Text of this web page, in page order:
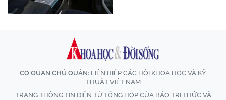
CƠ QUAN CHỦ QUẢN: LIÊN HIỆP CÁC HỘI KHOA HỌC VÀ KỸ
THUẬT VIỆT NAM
TRANG THÔNG TIN ĐIỆN TỬ TỔNG HỢP CỦA BÁO TRI THỨC VÀ